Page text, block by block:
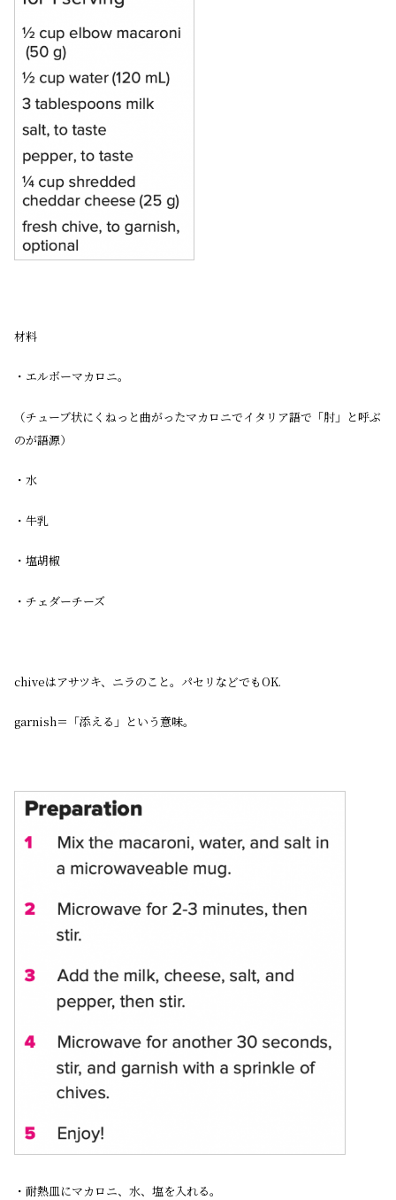
材料
・エルボーマカロニ。
（チューブ状にくねっと曲がったマカロニでイタリア語で「肘」と呼ぶ
のが語源）
・水
・牛乳
・塩胡椒
・チェダーチーズ
chiveはアサツキ、ニラのこと。パセリなどでもOK.
garnish＝「添える」という意味。
・耐熱皿にマカロニ、水、塩を入れる。